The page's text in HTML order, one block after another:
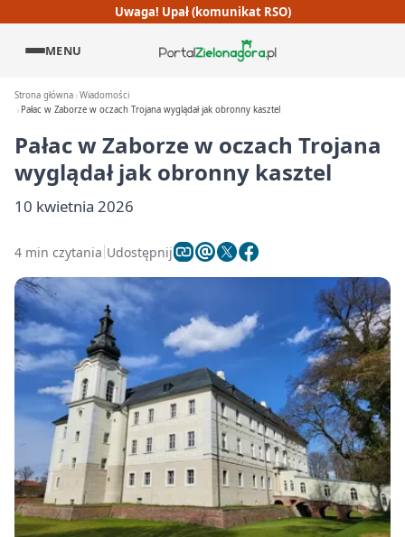
Uwaga! Upał (komunikat RSO)
MENU
Strona główna Wiadomości
Pałac w Zaborze w oczach Trojana wyglądał jak obronny kasztel
Pałac w Zaborze w oczach Trojana
wyglądał jak obronny kasztel
10 kwietnia 2026
4 min czytania Udostępnij